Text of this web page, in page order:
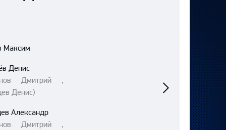
Максим
Денис
Дмитрий ,
Денис)
Александр
Дмитрий ,
матч